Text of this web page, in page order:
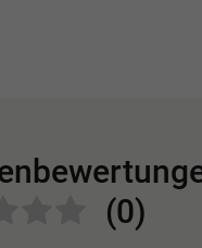
(0)